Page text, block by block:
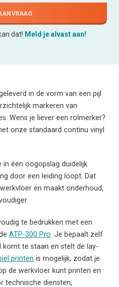
dat! Meld je alvast aan!
in de vorm van een pijl
markeren van
Wens je liever een rolmerker?
onze standaard continu vinyl
in één oogopslag duidelijk
door een leiding loopt. Dat
en maakt onderhoud,
te bedrukken met een
ATP-300 Pro . Je bepaalt zelf
te staan en stelt de lay-
printen is mogelijk, zodat je
de werkvloer kunt printen en
technische diensten,